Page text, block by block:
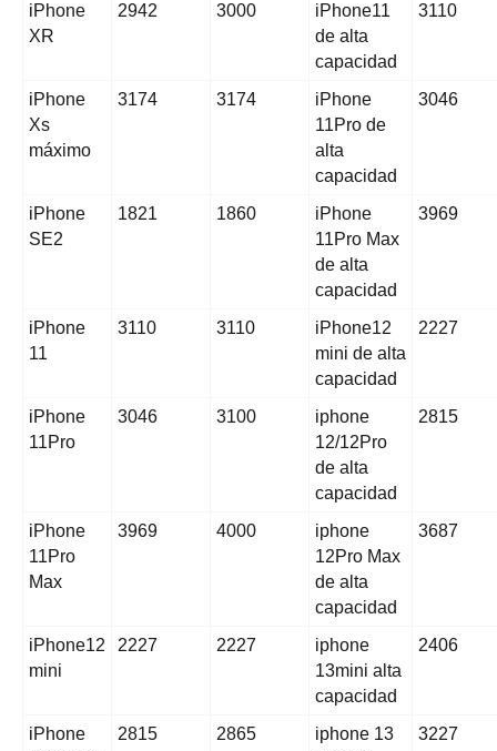
iPhone
XR
2942 3000
iPhone11
de alta
capacidad
3110
iPhone
Xs
máximo
3174 3174
iPhone
11Pro de
alta
capacidad
3046
iPhone
SE2
1821 1860
iPhone
11Pro Max
de alta
capacidad
3969
iPhone
11
3110 3110
iPhone12
mini de alta
capacidad
2227
iPhone
11Pro
3046 3100
iphone
12/12Pro
de alta
capacidad
2815
iPhone
11Pro
Max
3969 4000
iphone
12Pro Max
de alta
capacidad
3687
iPhone12
mini
2227 2227
iphone
13mini alta
capacidad
2406
iPhone
2815 2865
iphone 13
3227